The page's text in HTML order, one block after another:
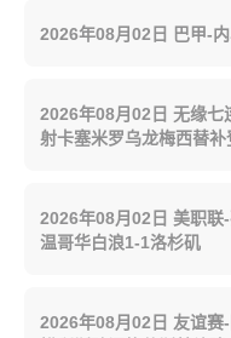
2026年08月02日 巴甲-
2026年08月02日 无缘七
射卡塞米罗乌龙梅西替补
2026年08月02日 美职联
温哥华白浪1-1洛杉矶
2026年08月02日 友谊赛